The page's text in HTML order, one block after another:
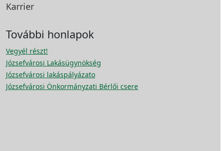
Karrier
További honlapok
Vegyél részt!
Józsefvárosi Lakásügynökség
Józsefvárosi lakáspályázato
Józsefvárosi Önkormányzati Bérlői csere